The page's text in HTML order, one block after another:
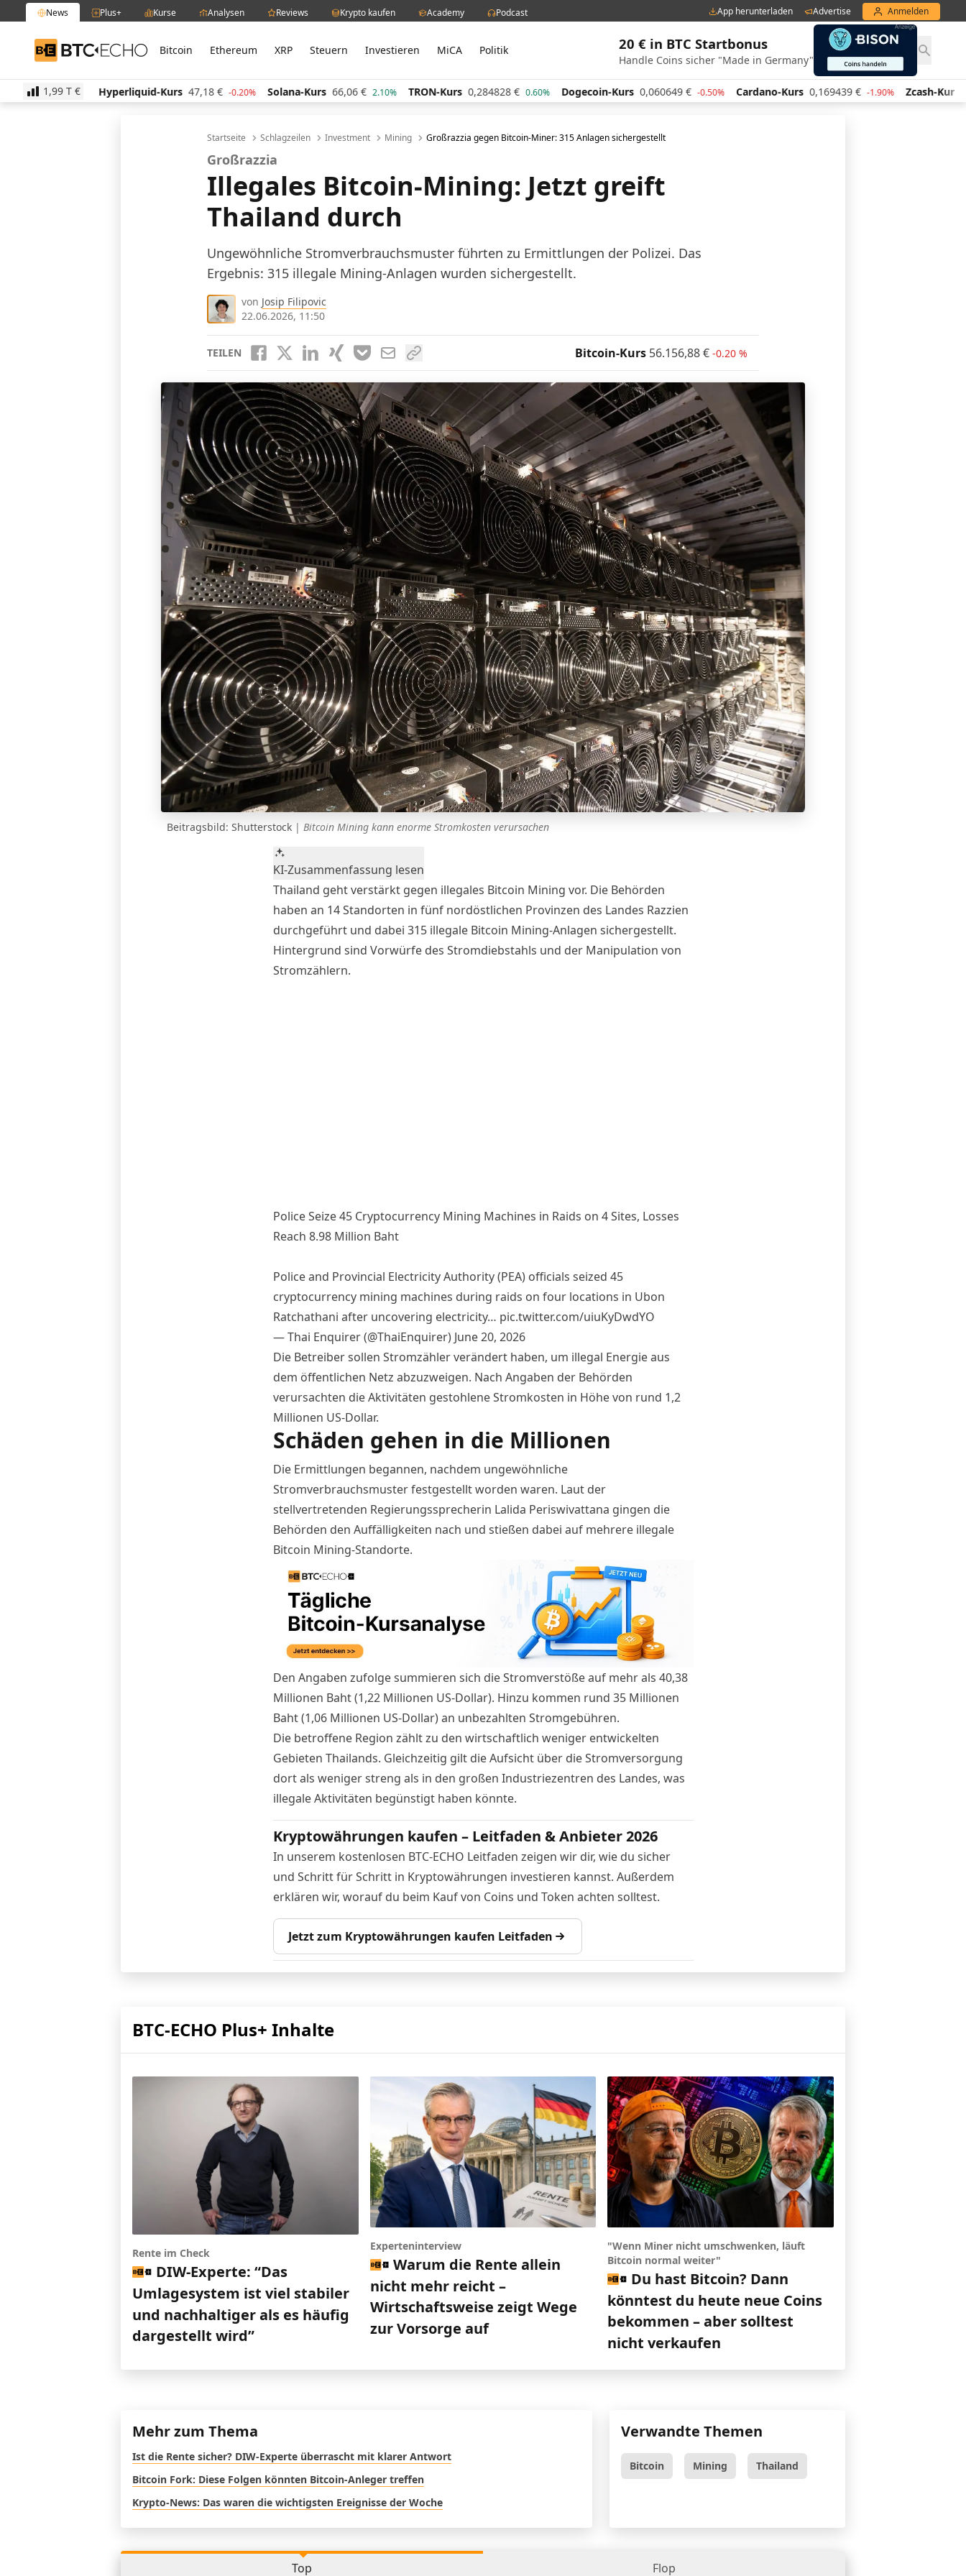
News Plus+ Kurse Analysen Reviews Krypto kaufen Academy Podcast App herunterladen Advertise Anmelden
BTC-ECHO Bitcoin Ethereum XRP Steuern Investieren MiCA Politik 20 € in BTC Startbonus
Handle Coins sicher "Made in Germany"
1,99 T €
1.30% Hyperliquid-Kurs 47,18 € -0.20% Solana-Kurs 66,06 € 2.10% TRON-Kurs 0,284828 € 0.60% Dogecoin-Kurs 0,060649 € -0.50% Cardano-Kurs 0,169439 € -1.90% Zcash-Kurs 454,44 €
Startseite Schlagzeilen Investment Mining Großrazzia gegen Bitcoin-Miner: 315 Anlagen sichergestellt
Großrazzia
Illegales Bitcoin-Mining: Jetzt greift
Thailand durch
Ungewöhnliche Stromverbrauchsmuster führten zu Ermittlungen der Polizei. Das
Ergebnis: 315 illegale Mining-Anlagen wurden sichergestellt.
von Josip Filipovic
22.06.2026, 11:50
TEILEN Bitcoin-Kurs 56.156,88€ -0.20 %
Beitragsbild: Shutterstock | Bitcoin Mining kann enorme Stromkosten verursachen
KI-Zusammenfassung lesen
Thailand geht verstärkt gegen illegales Bitcoin Mining vor. Die Behörden
haben an 14 Standorten in fünf nordöstlichen Provinzen des Landes Razzien
durchgeführt und dabei 315 illegale Bitcoin Mining-Anlagen sichergestellt.
Hintergrund sind Vorwürfe des Stromdiebstahls und der Manipulation von
Stromzählern.
Police Seize 45 Cryptocurrency Mining Machines in Raids on 4 Sites, Losses
Reach 8.98 Million Baht
Police and Provincial Electricity Authority (PEA) officials seized 45
cryptocurrency mining machines during raids on four locations in Ubon
Ratchathani after uncovering electricity… pic.twitter.com/uiuKyDwdYO
— Thai Enquirer (@ThaiEnquirer) June 20, 2026
Die Betreiber sollen Stromzählerverändert haben, um illegal Energie aus
dem öffentlichen Netz abzuzweigen. Nach Angaben der Behörden
verursachten die Aktivitäten gestohlene Stromkosten in Höhe von rund 1,2
Millionen US-Dollar.
Schäden gehen in die Millionen
Die Ermittlungen begannen, nachdem ungewöhnliche
Stromverbrauchsmuster festgestellt worden waren. Laut der
stellvertretenden Regierungssprecherin Lalida Periswivattana gingen die
Behörden den Auffälligkeiten nach und stießen dabei auf mehrere illegale
Bitcoin Mining-Standorte.
Den Angaben zufolgesummieren sich die Stromverstöße auf mehr als 40,38
Millionen Baht (1,22 Millionen US-Dollar). Hinzu kommen rund 35 Millionen
Baht (1,06 Millionen US-Dollar) an unbezahlten Stromgebühren.
Die betroffene Region zählt zu den wirtschaftlich weniger entwickelten
Gebieten Thailands. Gleichzeitig gilt die Aufsicht über die Stromversorgung
dort als weniger streng als in den großen Industriezentren des Landes, was
illegale Aktivitäten begünstigt haben könnte.
Kryptowährungen kaufen – Leitfaden & Anbieter 2026
In unserem kostenlosen BTC-ECHO Leitfaden zeigen wir dir, wie du sicher
und Schritt für Schritt in Kryptowährungen investieren kannst. Außerdem
erklären wir, worauf du beim Kauf von Coins und Token achten solltest.
Jetzt zum Kryptowährungen kaufen Leitfaden
BTC-ECHO Plus+ Inhalte
Rente im Check
DIW-Experte: “Das
Umlagesystem ist viel stabiler
und nachhaltiger als es häufig
dargestellt wird”
Experteninterview
Warum die Rente allein
nicht mehr reicht –
Wirtschaftsweise zeigt Wege
zur Vorsorge auf
"Wenn Miner nicht umschwenken, läuft
Bitcoin normal weiter"
Du hast Bitcoin? Dann
könntest du heute neue Coins
bekommen – aber solltest
nicht verkaufen
Mehr zum Thema
Ist die Rente sicher? DIW-Experte überrascht mit klarer Antwort
Bitcoin Fork: Diese Folgen könnten Bitcoin-Anleger treffen
Krypto-News: Das waren die wichtigsten Ereignisse der Woche
Verwandte Themen
Bitcoin Mining Thailand
Top Flop